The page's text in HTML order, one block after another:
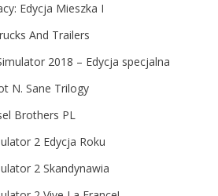
Edycja Mieszka I
And Trailers
2018 – Edycja specjalna
N. Sane Trilogy
Brothers PL
2 Edycja Roku
2 Skandynawia